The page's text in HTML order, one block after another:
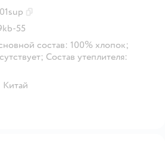
55
состав: 100% хлопок;
Состав утеплителя:
Китай